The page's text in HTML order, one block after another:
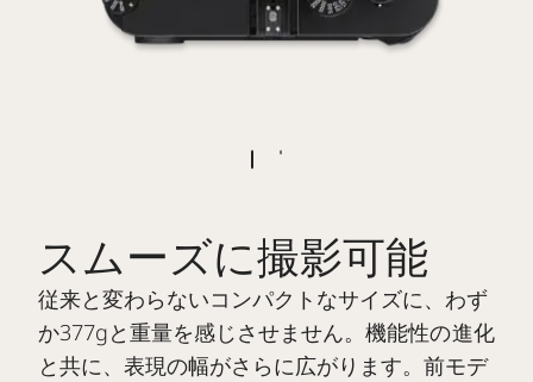
スムーズに撮影可能
従来と変わらないコンパクトなサイズに、わず
か377gと重量を感じさせません。機能性の進化
と共に、表現の幅がさらに広がります。前モデ